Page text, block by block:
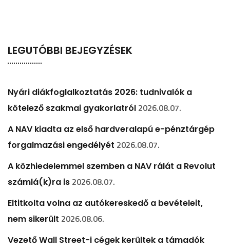
LEGUTÓBBI BEJEGYZÉSEK
Nyári diákfoglalkoztatás 2026: tudnivalók a
kötelező szakmai gyakorlatról 2026.08.07.
A NAV kiadta az első hardveralapú e-pénztárgép
forgalmazási engedélyét 2026.08.07.
A közhiedelemmel szemben a NAV rálát a Revolut
számlá(k)ra is 2026.08.07.
Eltitkolta volna az autókereskedő a bevételeit,
nem sikerült 2026.08.06.
Vezető Wall Street-i cégek kerültek a támadók